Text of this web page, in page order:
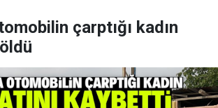
çarptığı kadın